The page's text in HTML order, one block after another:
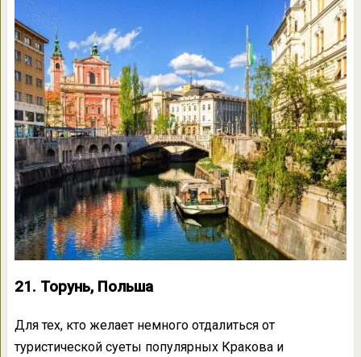
21. Торунь, Польша
Для тех, кто желает немного отдалиться от
туристической суеты популярных Кракова и